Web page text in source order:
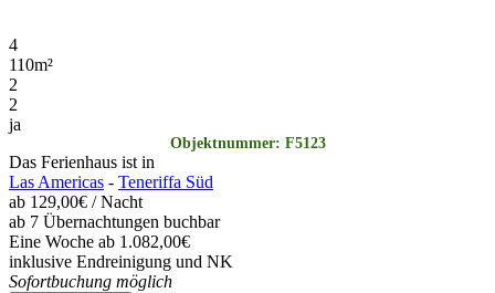
4
110m²
2
2
ja
Objektnummer: F5123
Das Ferienhaus ist in
Las Americas - Teneriffa Süd
ab 129,00€ / Nacht
ab 7 Übernachtungen buchbar
Eine Woche ab 1.082,00€
inklusive Endreinigung und NK
Sofortbuchung möglich